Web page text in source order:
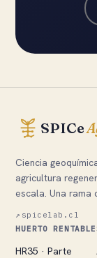
SPICe
Ciencia
agricultura
escala. Una rama
↗ spicelab.cl
HUERTO RENTABLE
HR35 · Parte